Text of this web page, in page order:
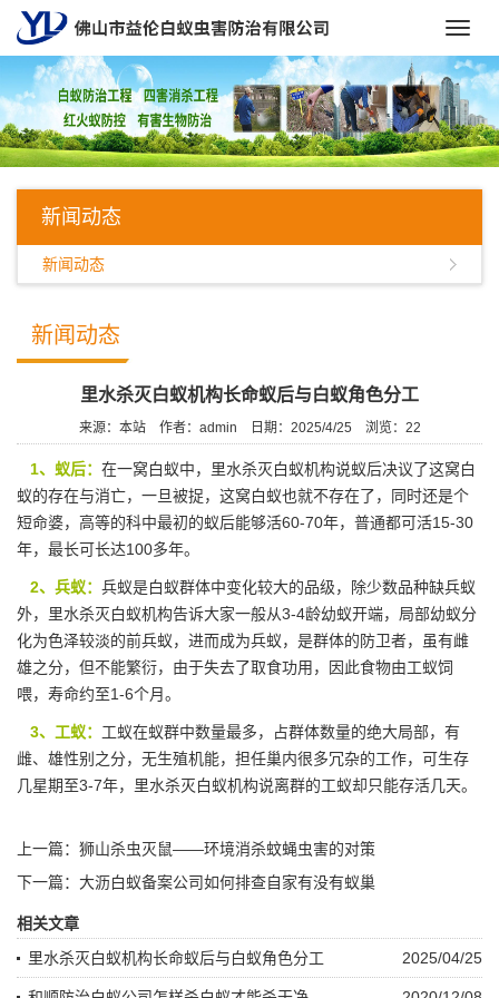
新闻动态
新闻动态
新闻动态
里水杀灭白蚁机构长命蚁后与白蚁角色分工
来源：本站 作者：admin 日期：2025/4/25 浏览： 22
1、蚁后： 在一窝白蚁中， 里水杀灭白蚁机构说蚁后决议了这窝白
蚁的存在与消亡，一旦被捉，这窝白蚁也就不存在了，同时还是个
短命婆，高等的科中最初的蚁后能够活60-70年，普通都可活15-30
年，最长可长达100多年。
2、兵蚁： 兵蚁是白蚁群体中变化较大的品级，除少数品种缺兵蚁
外，里水杀灭白蚁机构告诉大家一般从3-4龄幼蚁开端，局部幼蚁分
化为色泽较淡的前兵蚁，进而成为兵蚁，是群体的防卫者，虽有雌
雄之分，但不能繁衍，由于失去了取食功用，因此食物由工蚁饲
喂，寿命约至1-6个月。
3、工蚁： 工蚁在蚁群中数量最多，占群体数量的绝大局部，有
雌、雄性别之分，无生殖机能，担任巢内很多冗杂的工作，可生存
几星期至3-7年，里水杀灭白蚁机构说离群的工蚁却只能存活几天。
上一篇： 狮山杀虫灭鼠——环境消杀蚊蝇虫害的对策
下一篇： 大沥白蚁备案公司如何排查自家有没有蚁巢
相关文章
2025/04/25
里水杀灭白蚁机构长命蚁后与白蚁角色分工